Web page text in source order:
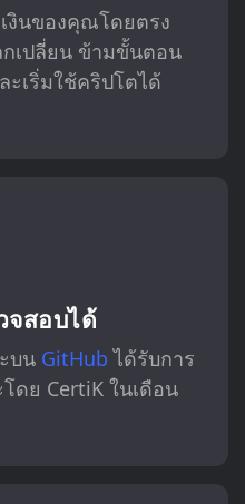
เงินของคุณโดยตรง
เปลี่ยน ข้ามขั้นตอน
เริ่มใช้คริปโตได้
จสอบได้
บน GitHub ได้รับการ
ดย CertiK ในเดือน